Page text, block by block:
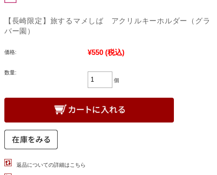
【長崎限定】旅するマメしば アクリルキーホルダー（グラ
バー園）
価格: ¥550 (税込)
数量:
個
返品についての詳細はこちら